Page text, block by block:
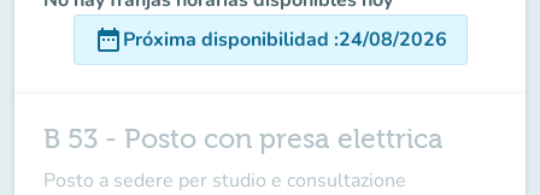
date_rangePróxima disponibilidad :24/08/2026
B 53 - Posto con presa elettrica
Posto a sedere per studio e consultazione